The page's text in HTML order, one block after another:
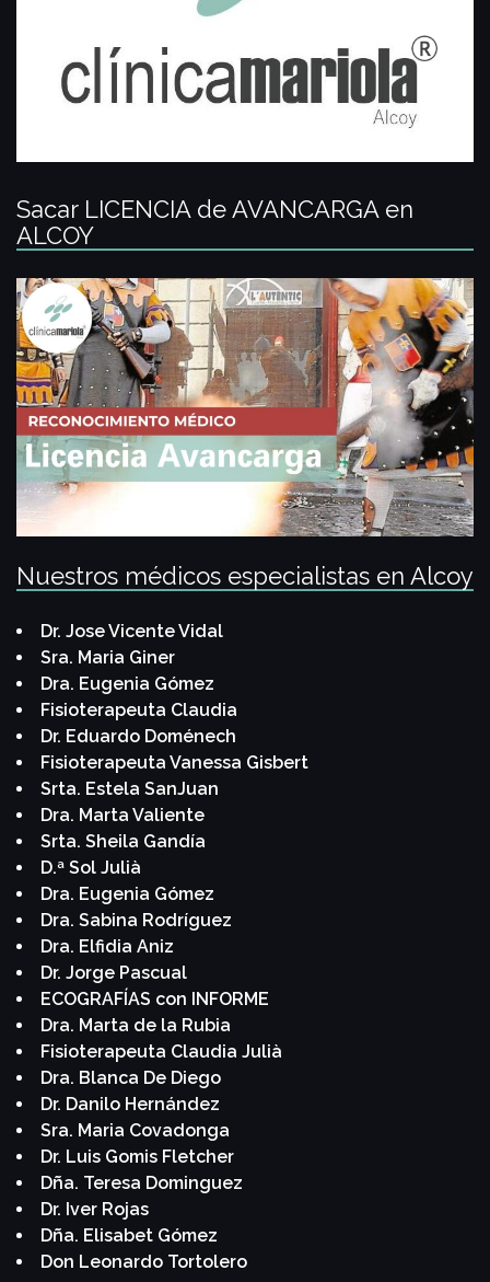
Sacar LICENCIA de AVANCARGA en
ALCOY
Nuestros médicos especialistas en Alcoy
Dr. Jose Vicente Vidal
Sra. Maria Giner
Dra. Eugenia Gómez
Fisioterapeuta Claudia
Dr. Eduardo Doménech
Fisioterapeuta Vanessa Gisbert
Srta. Estela SanJuan
Dra. Marta Valiente
Srta. Sheila Gandía
D.ª Sol Julià
Dra. Eugenia Gómez
Dra. Sabina Rodríguez
Dra. Elfidia Aniz
Dr. Jorge Pascual
ECOGRAFÍAS con INFORME
Dra. Marta de la Rubia
Fisioterapeuta Claudia Julià
Dra. Blanca De Diego
Dr. Danilo Hernández
Sra. Maria Covadonga
Dr. Luis Gomis Fletcher
Dña. Teresa Dominguez
Dr. Iver Rojas
Dña. Elisabet Gómez
Don Leonardo Tortolero